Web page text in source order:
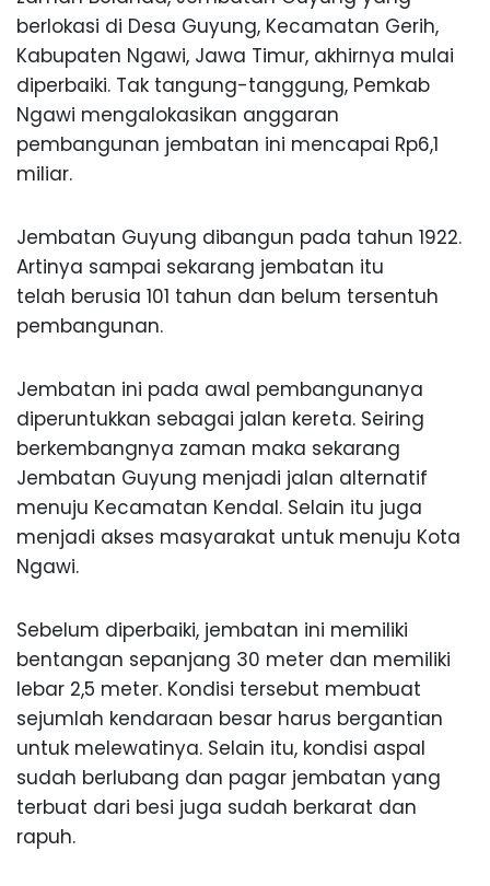
berlokasi di Desa Guyung, Kecamatan Gerih,
Kabupaten Ngawi, Jawa Timur, akhirnya mulai
diperbaiki. Tak tangung-tanggung, Pemkab
Ngawi mengalokasikan anggaran
pembangunan jembatan ini mencapai Rp6,1
miliar.
Jembatan Guyung dibangun pada tahun 1922.
Artinya sampai sekarang jembatan itu
telah berusia 101 tahun dan belum tersentuh
pembangunan.
Jembatan ini pada awal pembangunanya
diperuntukkan sebagai jalan kereta. Seiring
berkembangnya zaman maka sekarang
Jembatan Guyung menjadi jalan alternatif
menuju Kecamatan Kendal. Selain itu juga
menjadi akses masyarakat untuk menuju Kota
Ngawi.
Sebelum diperbaiki, jembatan ini memiliki
bentangan sepanjang 30 meter dan memiliki
lebar 2,5 meter. Kondisi tersebut membuat
sejumlah kendaraan besar harus bergantian
untuk melewatinya. Selain itu, kondisi aspal
sudah berlubang dan pagar jembatan yang
terbuat dari besi juga sudah berkarat dan
rapuh.